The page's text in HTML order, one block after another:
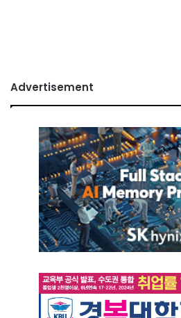
Advertisement